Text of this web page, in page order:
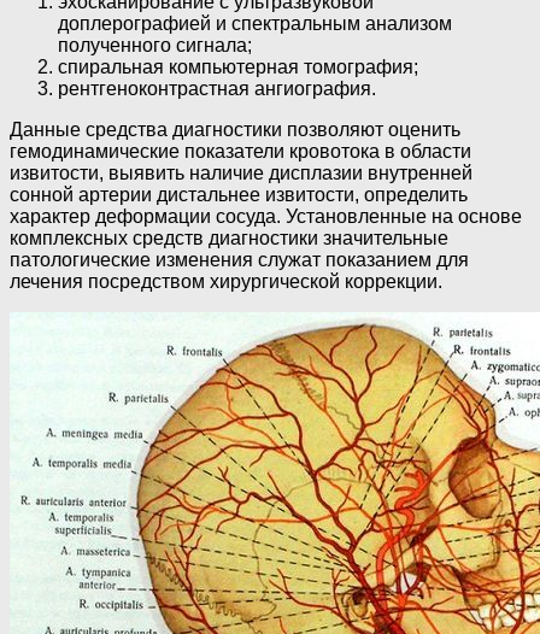
доплерографией и спектральным анализом
полученного сигнала;
спиральная компьютерная томография;
рентгеноконтрастная ангиография.
Данные средства диагностики позволяют оценить
гемодинамические показатели кровотока в области
извитости, выявить наличие дисплазии внутренней
сонной артерии дистальнее извитости, определить
характер деформации сосуда. Установленные на основе
комплексных средств диагностики значительные
патологические изменения служат показанием для
лечения посредством хирургической коррекции.